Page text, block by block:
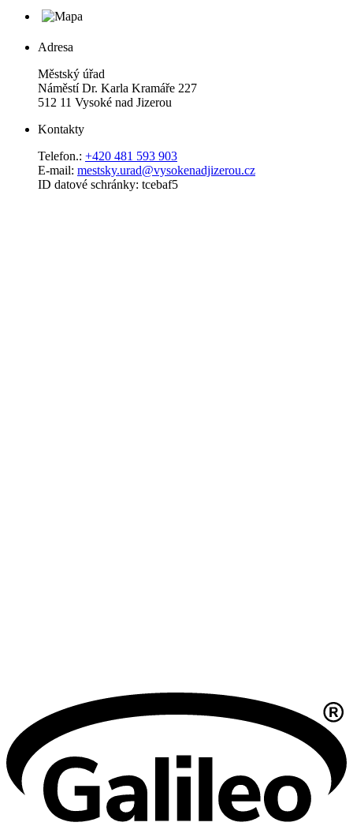
Adresa
Městský úřad
Náměstí Dr. Karla Kramáře 227
512 11 Vysoké nad Jizerou
Kontakty
Telefon.: +420 481 593 903
E-mail: mestsky.urad@vysokenadjizerou.cz
ID datové schránky: tcebaf5